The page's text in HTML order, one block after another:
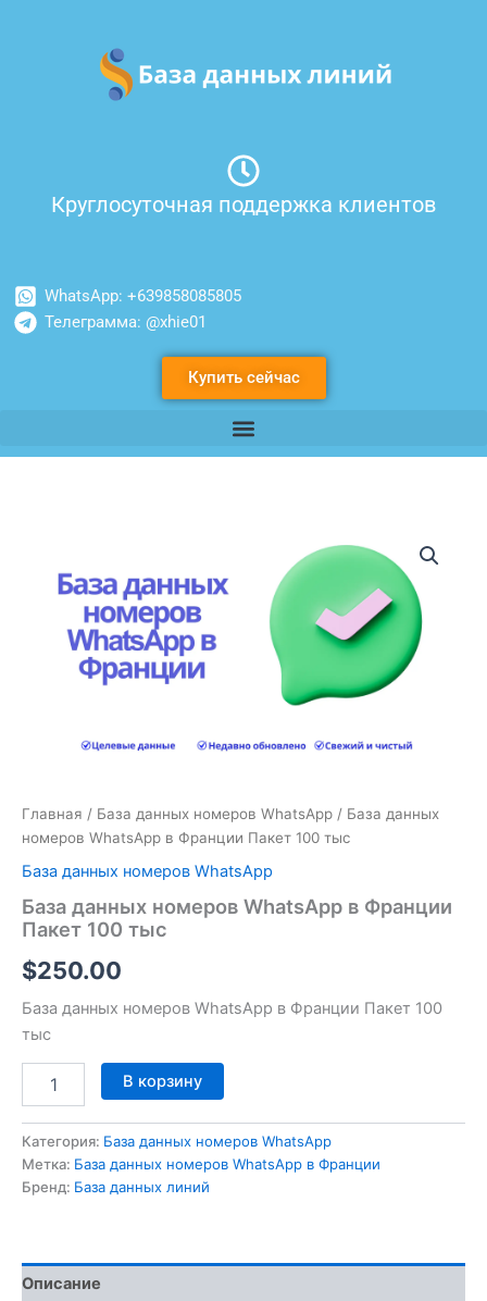
содержимому
Круглосуточная поддержка клиентов
WhatsApp: +639858085805
Телеграмма: @xhie01
Купить сейчас
Главная / База данных номеров WhatsApp / База данных
номеров WhatsApp в Франции Пакет 100 тыс
База данных номеров WhatsApp
База данных номеров WhatsApp в Франции
Пакет 100 тыс
$250.00
База данных номеров WhatsApp в Франции Пакет 100
тыс
данных
WhatsApp
Франции
В корзину
Категория: База данных номеров WhatsApp
Метка: База данных номеров WhatsApp в Франции
Бренд: База данных линий
Описание